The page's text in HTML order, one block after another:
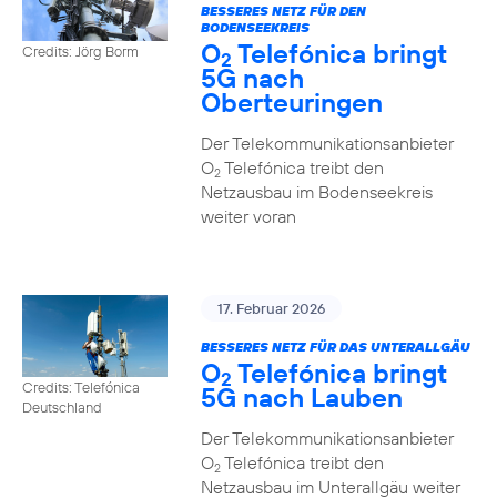
Credits: Jörg Borm
BESSERES NETZ FÜR DEN
BODENSEEKREIS
O2 Telefónica bringt
5G nach
Oberteuringen
Der Telekommunikationsanbieter
O2Telefónica treibt den
Netzausbau im Bodenseekreis
weiter voran
Credits: Telefónica
Deutschland
17. Februar 2026
BESSERES NETZ FÜR DAS UNTERALLGÄU
O2 Telefónica bringt
5G nach Lauben
Der Telekommunikationsanbieter
O2Telefónica treibt den
Netzausbau im Unterallgäu weiter